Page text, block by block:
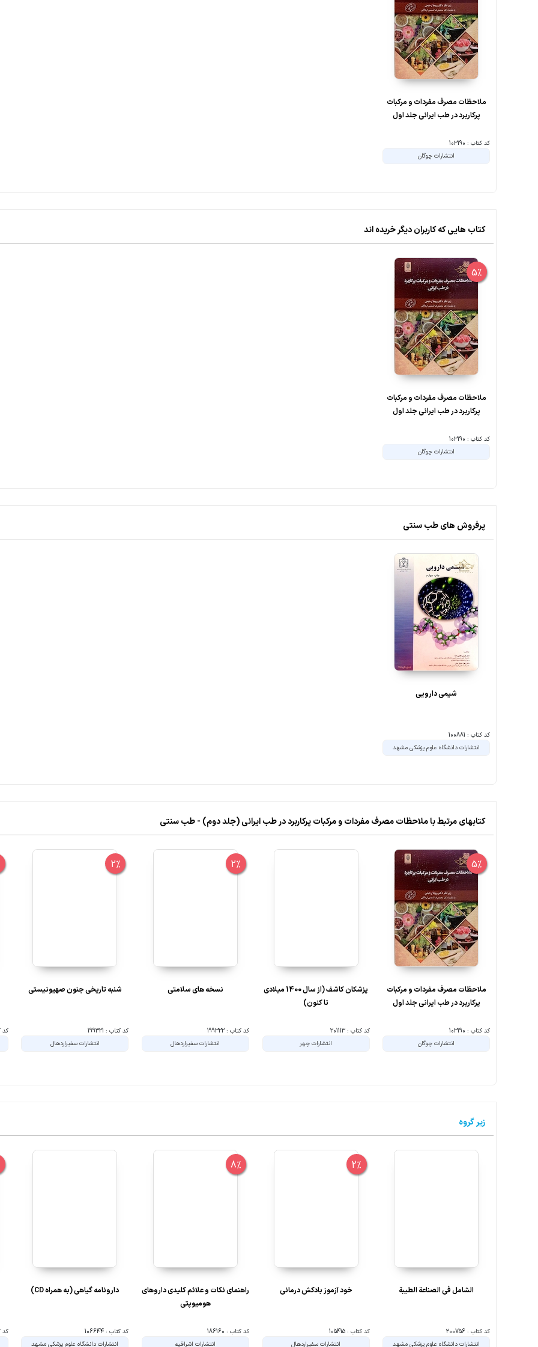
ملاحظات مصرف مفردات و مرکبات
پرکاربرد در طب ایرانی جلد اول
کد کتاب : 103190
انتشارات چوگان
کتاب هایی که کاربران دیگر خریده اند
5%
ملاحظات مصرف مفردات و مرکبات
پرکاربرد در طب ایرانی جلد اول
کد کتاب : 103190
انتشارات چوگان
پرفروش های طب سنتی
شیمی دارویی
کد کتاب : 100881
انتشارات دانشگاه علوم پزشکی مشهد
کتابهای مرتبط با ملاحظات مصرف مفردات و مرکبات پرکاربرد در طب ایرانی (جلد دوم) - طب سنتی
5%
ملاحظات مصرف مفردات و مرکبات
پرکاربرد در طب ایرانی جلد اول
کد کتاب : 103190
انتشارات چوگان
پزشکان کاشف (از سال 1400 میلادی
تا کنون)
کد کتاب : 201113
انتشارات چهر
2%
نسخه های سلامتی
کد کتاب : 199322
انتشارات سفیراردهال
2%
شنبه تاریخی جنون صهیونیستی
کد کتاب : 199321
انتشارات سفیراردهال
کد
زیر گروه
الشامل فی الصناعة الطیبة
کد کتاب : 200756
انتشارات دانشگاه علوم پزشکی مشهد
2%
خود آزموز بادکش درمانی
کد کتاب : 105415
انتشارات سفیراردهال
8%
راهنمای نکات و علائم کلیدی داروهای
هومیوپتی
کد کتاب : 186160
انتشارات اشراقیه
دارونامه گیاهی (به همراه CD)
کد کتاب : 106644
انتشارات دانشگاه علوم پزشکی مشهد
کد